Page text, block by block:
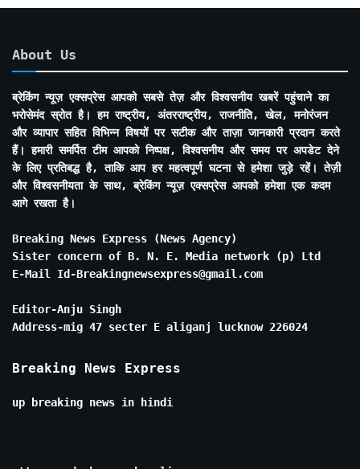
About Us
ब्रेकिंग न्यूज़ एक्सप्रेस आपको सबसे तेज़ और विश्वसनीय खबरें पहुंचाने का
भरोसेमंद स्रोत है। हम राष्ट्रीय, अंतरराष्ट्रीय, राजनीति, खेल, मनोरंजन
और व्यापार सहित विभिन्न विषयों पर सटीक और ताज़ा जानकारी प्रदान करते
हैं। हमारी समर्पित टीम आपको निष्पक्ष, विश्वसनीय और समय पर अपडेट देने
के लिए प्रतिबद्ध है, ताकि आप हर महत्वपूर्ण घटना से हमेशा जुड़े रहें। तेज़ी
और विश्वसनीयता के साथ, ब्रेकिंग न्यूज़ एक्सप्रेस आपको हमेशा एक कदम
आगे रखता है।
Breaking News Express (News Agency)
Sister concern of B. N. E. Media network (p) Ltd
E-Mail Id-Breakingnewsexpress@gmail.com
Editor-Anju Singh
Address-mig 47 secter E aliganj lucknow 226024
Breaking News Express
up breaking news in hindi